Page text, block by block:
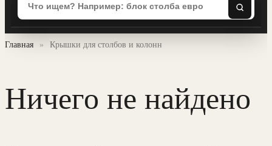
Главная » Крышки для столбов и колонн
Ничего не найдено